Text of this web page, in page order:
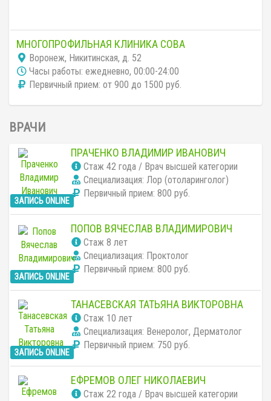
МНОГОПРОФИЛЬНАЯ КЛИНИКА СОВА
Воронеж, Никитинская, д. 52
Часы работы: ежедневно, 00:00-24:00
Первичный прием: от 900 до 1500 руб.
ВРАЧИ
ЗАПИСЬ ONLINE
ПРАЧЕНКО ВЛАДИМИР ИВАНОВИЧ
Cтаж 42 года / Врач высшей категории
Специализация: Лор (отоларинголог)
Первичный прием: 800 руб.
ЗАПИСЬ ONLINE
ПОПОВ ВЯЧЕСЛАВ ВЛАДИМИРОВИЧ
Cтаж 8 лет
Специализация: Проктолог
Первичный прием: 800 руб.
ЗАПИСЬ ONLINE
ТАНАСЕВСКАЯ ТАТЬЯНА ВИКТОРОВНА
Cтаж 10 лет
Специализация: Венеролог, Дерматолог
Первичный прием: 750 руб.
ЕФРЕМОВ ОЛЕГ НИКОЛАЕВИЧ
Cтаж 22 года / Врач высшей категории